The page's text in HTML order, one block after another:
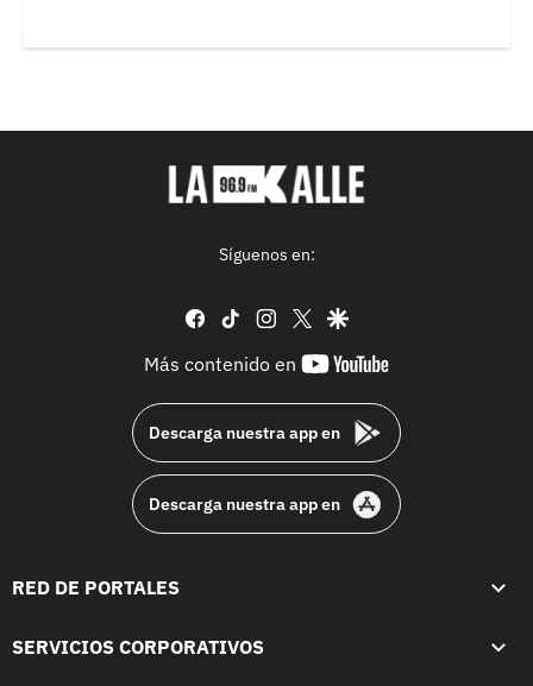
Síguenos en:
facebook
tiktok instagram
twittergoogle
Más contenido en
youtube-
Descarga nuestra app en
Descarga nuestra app en
RED DE PORTALES
SERVICIOS CORPORATIVOS